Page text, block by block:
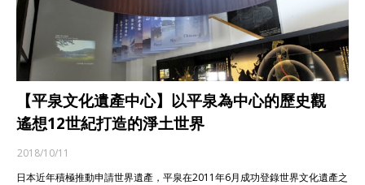
【平泉文化遺產中心】以平泉為中心的歷史觀
遙想12世紀打造的淨土世界
2018/10/11
日本近年積極推動申請世界遺產，平泉在2011年6月成功登錄世界文化遺產之